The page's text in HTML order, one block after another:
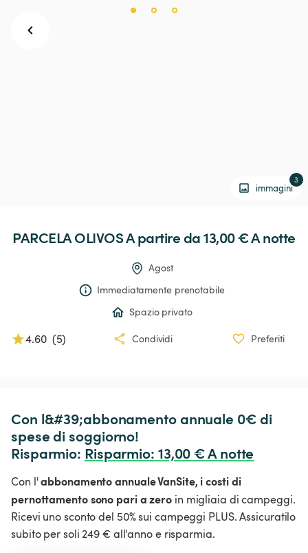
immagini
3
PARCELAOLIVOS A partire da 13,00 € A notte
Agost
Immediatamente prenotabile
Spazio privato
4.60 (5) Condividi Preferiti
Con l&#39;abbonamento annuale 0€ di
spese di soggiorno!
Risparmio: Risparmio: 13,00 € A notte
Con l'abbonamento annuale VanSite, i costi di
pernottamento sono pari a zero in migliaia di campeggi.
Ricevi uno sconto del 50% sui campeggi PLUS. Assicuratilo
subito per soli 249 € all'anno e risparmia.